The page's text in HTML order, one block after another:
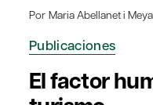
Por Maria Abellanet i Meya
Publicaciones
El factor